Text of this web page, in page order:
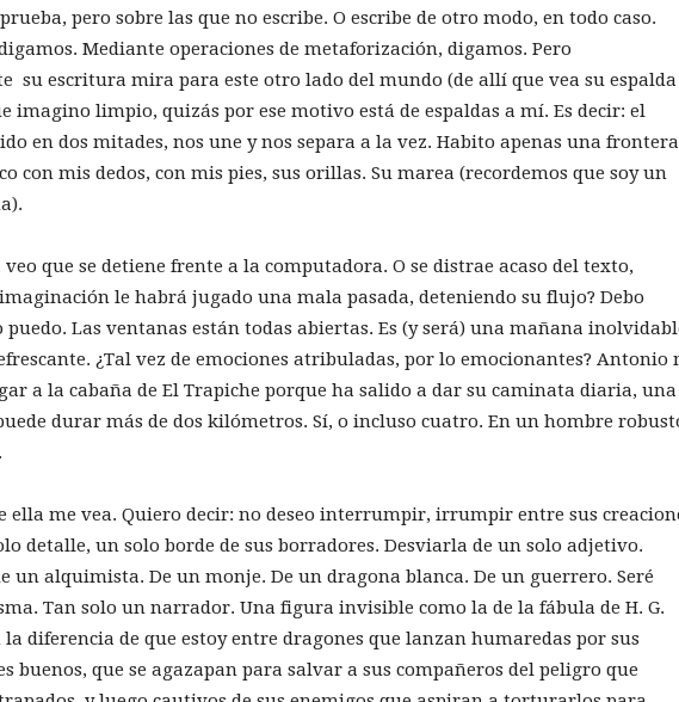
pero sobre las que no escribe. O escribe de otro modo, en todo caso.
Mediante operaciones de metaforización, digamos. Pero
su escritura mira para este otro lado del mundo (de allí que vea su espalda
imagino limpio, quizás por ese motivo está de espaldas a mí. Es decir: el
en dos mitades, nos une y nos separa a la vez. Habito apenas una frontera
con mis dedos, con mis pies, sus orillas. Su marea (recordemos que soy un
que se detiene frente a la computadora. O se distrae acaso del texto,
le habrá jugado una mala pasada, deteniendo su flujo? Debo
puedo. Las ventanas están todas abiertas. Es (y será) una mañana
¿Tal vez de emociones atribuladas, por lo emocionantes? Antonio
a la cabaña de El Trapiche porque ha salido a dar su caminata diaria, una
durar más de dos kilómetros. Sí, o incluso cuatro. En un hombre
ella me vea. Quiero decir: no deseo interrumpir, irrumpir entre sus
detalle, un solo borde de sus borradores. Desviarla de un solo adjetivo.
un alquimista. De un monje. De un dragona blanca. De un guerrero. Seré
Tan solo un narrador. Una figura invisible como la de la fábula de H. G.
la diferencia de que estoy entre dragones que lanzan humaredas por sus
buenos, que se agazapan para salvar a sus compañeros del peligro que